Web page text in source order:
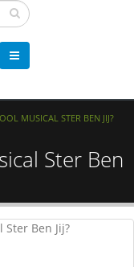
MUSICAL STER BEN JIJ?
Ster Ben
Ben Jij?